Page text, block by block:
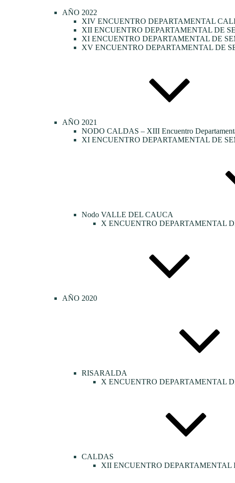
AÑO 2022
XIV ENCUENTRO DEPARTAMENTAL
XII ENCUENTRO DEPARTAMENTAL DE
XI ENCUENTRO DEPARTAMENTAL DE
XV ENCUENTRO DEPARTAMENTAL DE
AÑO 2021
NODO CALDAS – XIII Encuentro
XI ENCUENTRO DEPARTAMENTAL DE
Nodo VALLE DEL CAUCA
X ENCUENTRO DEPARTAMENTAL
AÑO 2020
RISARALDA
X ENCUENTRO DEPARTAMENTAL
CALDAS
XII ENCUENTRO